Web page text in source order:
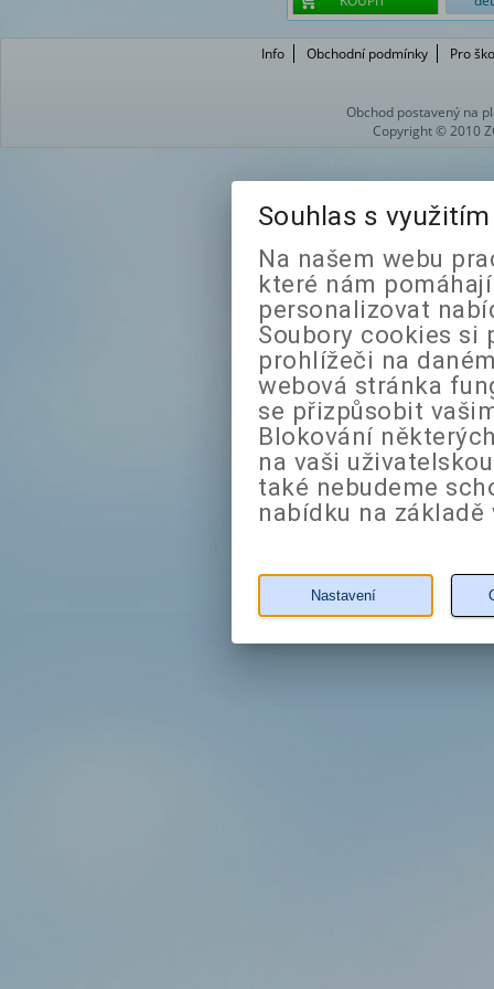
Info Obchodní podmínky Pro
Obchod postavený na
Copyright © 2010
Souhlas s
Na našem webu
které nám
personalizovat
Soubory cookies si
prohlížeči na
webová stránka
se přizpůsobit
Blokování
na vaši
také nebudeme
nabídku na
Nastavení